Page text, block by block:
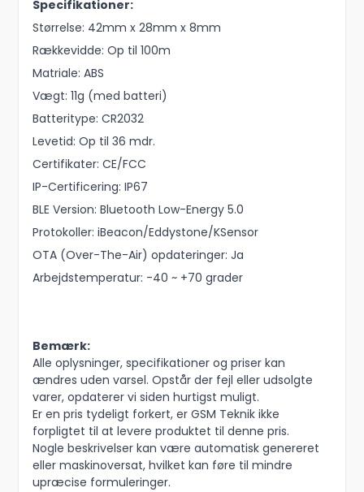
Specifikationer:
Størrelse: 42mm x 28mm x 8mm
Rækkevidde: Op til 100m
Matriale: ABS
Vægt: 11g (med batteri)
Batteritype: CR2032
Levetid: Op til 36 mdr.
Certifikater: CE/FCC
IP-Certificering: IP67
BLE Version: Bluetooth Low-Energy 5.0
Protokoller: iBeacon/Eddystone/KSensor
OTA (Over-The-Air) opdateringer: Ja
Arbejdstemperatur: -40 ~ +70 grader
Bemærk:
Alle oplysninger, specifikationer og priser kan
ændres uden varsel. Opstår der fejl eller udsolgte
varer, opdaterer vi siden hurtigst muligt.
Er en pris tydeligt forkert, er GSM Teknik ikke
forpligtet til at levere produktet til denne pris.
Nogle beskrivelser kan være automatisk genereret
eller maskinoversat, hvilket kan føre til mindre
upræcise formuleringer.